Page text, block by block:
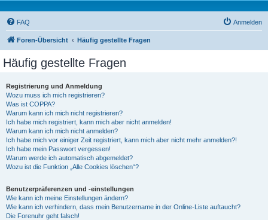
FAQ Anmelden
Foren-Übersicht Häufig gestellte Fragen
Häufig gestellte Fragen
Registrierung und Anmeldung
Wozu muss ich mich registrieren?
Was ist COPPA?
Warum kann ich mich nicht registrieren?
Ich habe mich registriert, kann mich aber nicht anmelden!
Warum kann ich mich nicht anmelden?
Ich habe mich vor einiger Zeit registriert, kann mich aber nicht mehr anmelden?!
Ich habe mein Passwort vergessen!
Warum werde ich automatisch abgemeldet?
Wozu ist die Funktion „Alle Cookies löschen“?
Benutzerpräferenzen und -einstellungen
Wie kann ich meine Einstellungen ändern?
Wie kann ich verhindern, dass mein Benutzername in der Online-Liste auftaucht?
Die Forenuhr geht falsch!